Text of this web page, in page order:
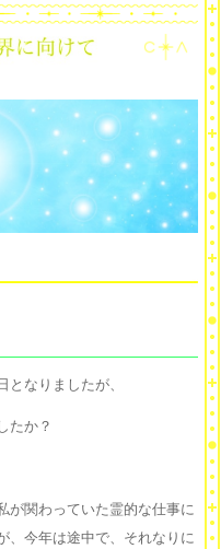
なりましたが、
たか？
関わっていた霊的な仕事に
、今年は途中で、それなりに